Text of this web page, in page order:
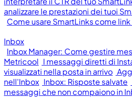
analizzare le prestazioni dei tuoi
Come usare SmartLinks come
Inbox
Inbox Manager: Come gestire
Metricool I messaggi diretti di
visualizzati nella posta in arrivo
nell'Inbox Inbox: Risposte salvate
messaggi che non compaiono in